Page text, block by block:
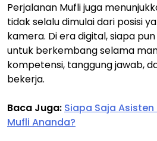
Perjalanan Mufli juga
tidak selalu dimulai dari posisi
kamera. Di era digital, siapa
untuk berkembang selama
kompetensi, tanggung jawab,
bekerja.
Baca Juga: Siapa Saja
Mufli Ananda?